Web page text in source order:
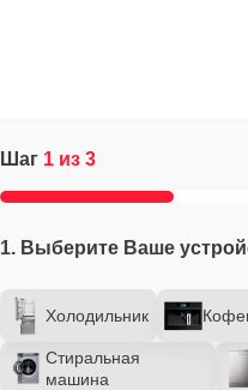
Шаг 1 из 3
1. Выберите Ваше
Холодильник
Стиральная
машина